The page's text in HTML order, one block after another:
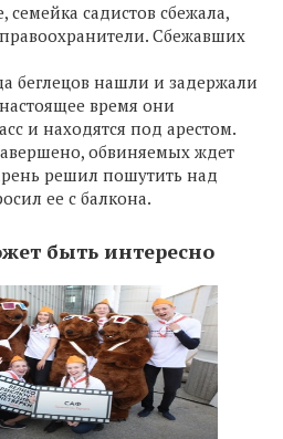
семейка садистов сбежала,
Сбежавших
беглецов нашли и задержали
время они
и находятся под арестом.
обвиняемых ждет
решил пошутить над
ее с балкона.
быть интересно